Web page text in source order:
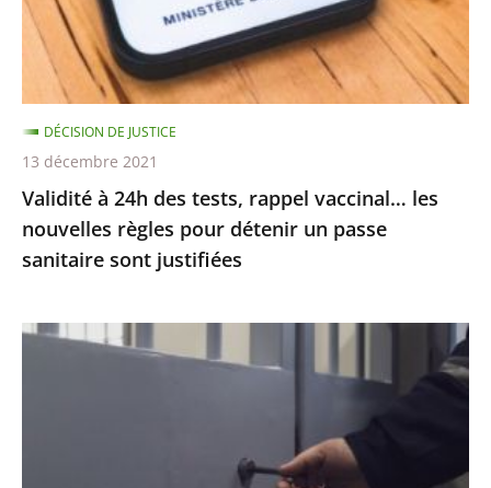
vaccinal…
les
nouvelles
règles
pour
détenir
un
passe
sanitaire
justifiées
Validité à 24h des tests, rappel vaccinal… les
nouvelles règles pour détenir un passe
sanitaire sont justifiées
DÉCISION DE JUSTICE
13 décembre 2021
Garde